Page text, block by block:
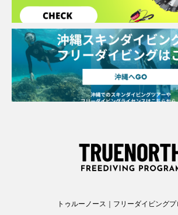
トゥルーノース｜フリーダイビングプ